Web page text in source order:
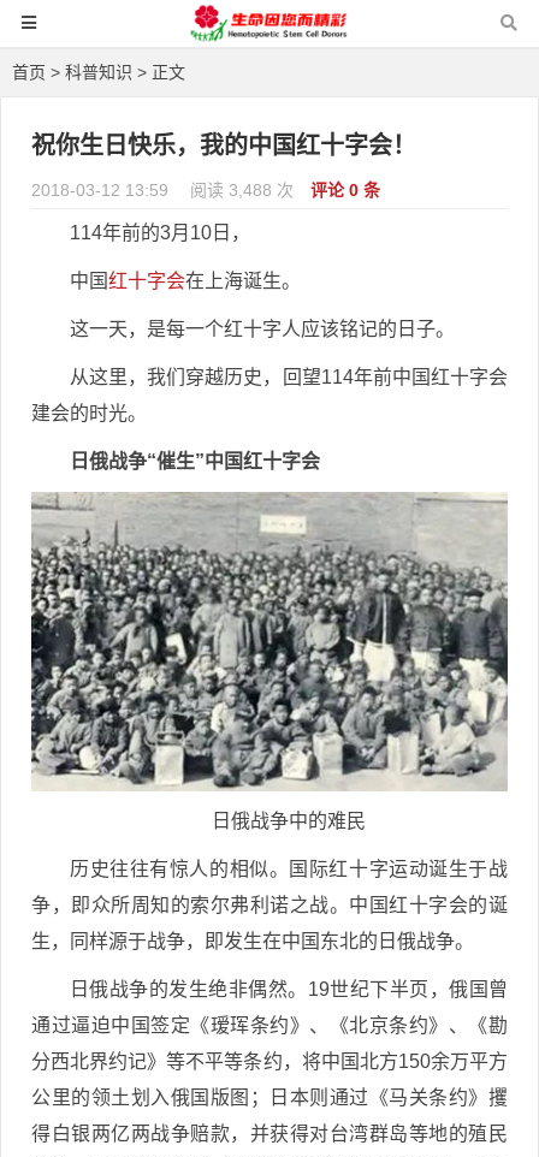
首页 > 科普知识 > 正文
祝你生日快乐，我的中国红十字会！
2018-03-12 13:59 阅读 3,488 次 评论 0 条
114年前的3月10日，
中国红十字会在上海诞生。
这一天，是每一个红十字人应该铭记的日子。
从这里，我们穿越历史，回望114年前中国红十字会
建会的时光。
日俄战争“催生”中国红十字会
日俄战争中的难民
历史往往有惊人的相似。国际红十字运动诞生于战
争，即众所周知的索尔弗利诺之战。中国红十字会的诞
生，同样源于战争，即发生在中国东北的日俄战争。
日俄战争的发生绝非偶然。19世纪下半页，俄国曾
通过逼迫中国签定《瑷珲条约》、《北京条约》、《勘
分西北界约记》等不平等条约，将中国北方150余万平方
公里的领土划入俄国版图；日本则通过《马关条约》攫
得白银两亿两战争赔款，并获得对台湾群岛等地的殖民